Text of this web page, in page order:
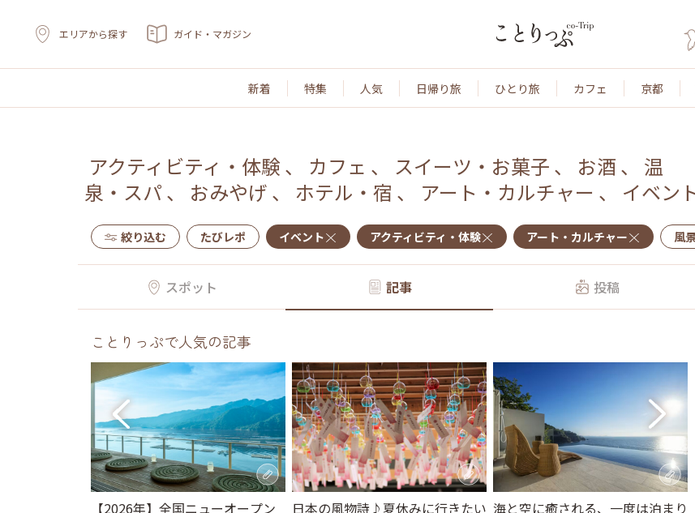
エリアから探す ガイド・マガジン
新着 特集 人気 日帰り旅 ひとり旅 カフェ 京都
アクティビティ・体験 、 カフェ 、 スイーツ・お菓子 、 お酒 、 温
泉・スパ 、 おみやげ 、 ホテル・宿 、 アート・カルチャー 、 イベン
絞り込む たびレポ イベント アクティビティ・体験 アート・カルチャー 風
スポット 記事 投稿
ことりっぷで人気の記事
【2026年】全国ニューオープン
日本の風物詩♪夏休みに行きたい 海と空に癒される、一度は泊まり